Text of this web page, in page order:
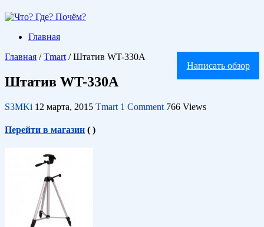
Главная
Написать обзор
Главная / Tmart / Штатив WT-330A
Штатив WT-330A
S3MKi 12 марта, 2015 Tmart 1 Comment 766 Views
Перейти в магазин ( )